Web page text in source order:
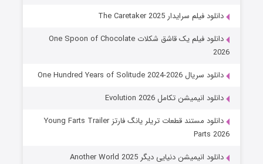
دانلود فیلم سرایدار The Caretaker 2025
دانلود فیلم یک قاشق شکلات One Spoon of Chocolate
2026
دانلود سریال One Hundred Years of Solitude 2024-2026
دانلود انیمیشن تکامل Evolution 2026
دانلود مستند قطعات تریلر یانگ فارتز Young Farts Trailer
Parts 2026
دانلود انیمیشن دنیایی دیگر Another World 2025